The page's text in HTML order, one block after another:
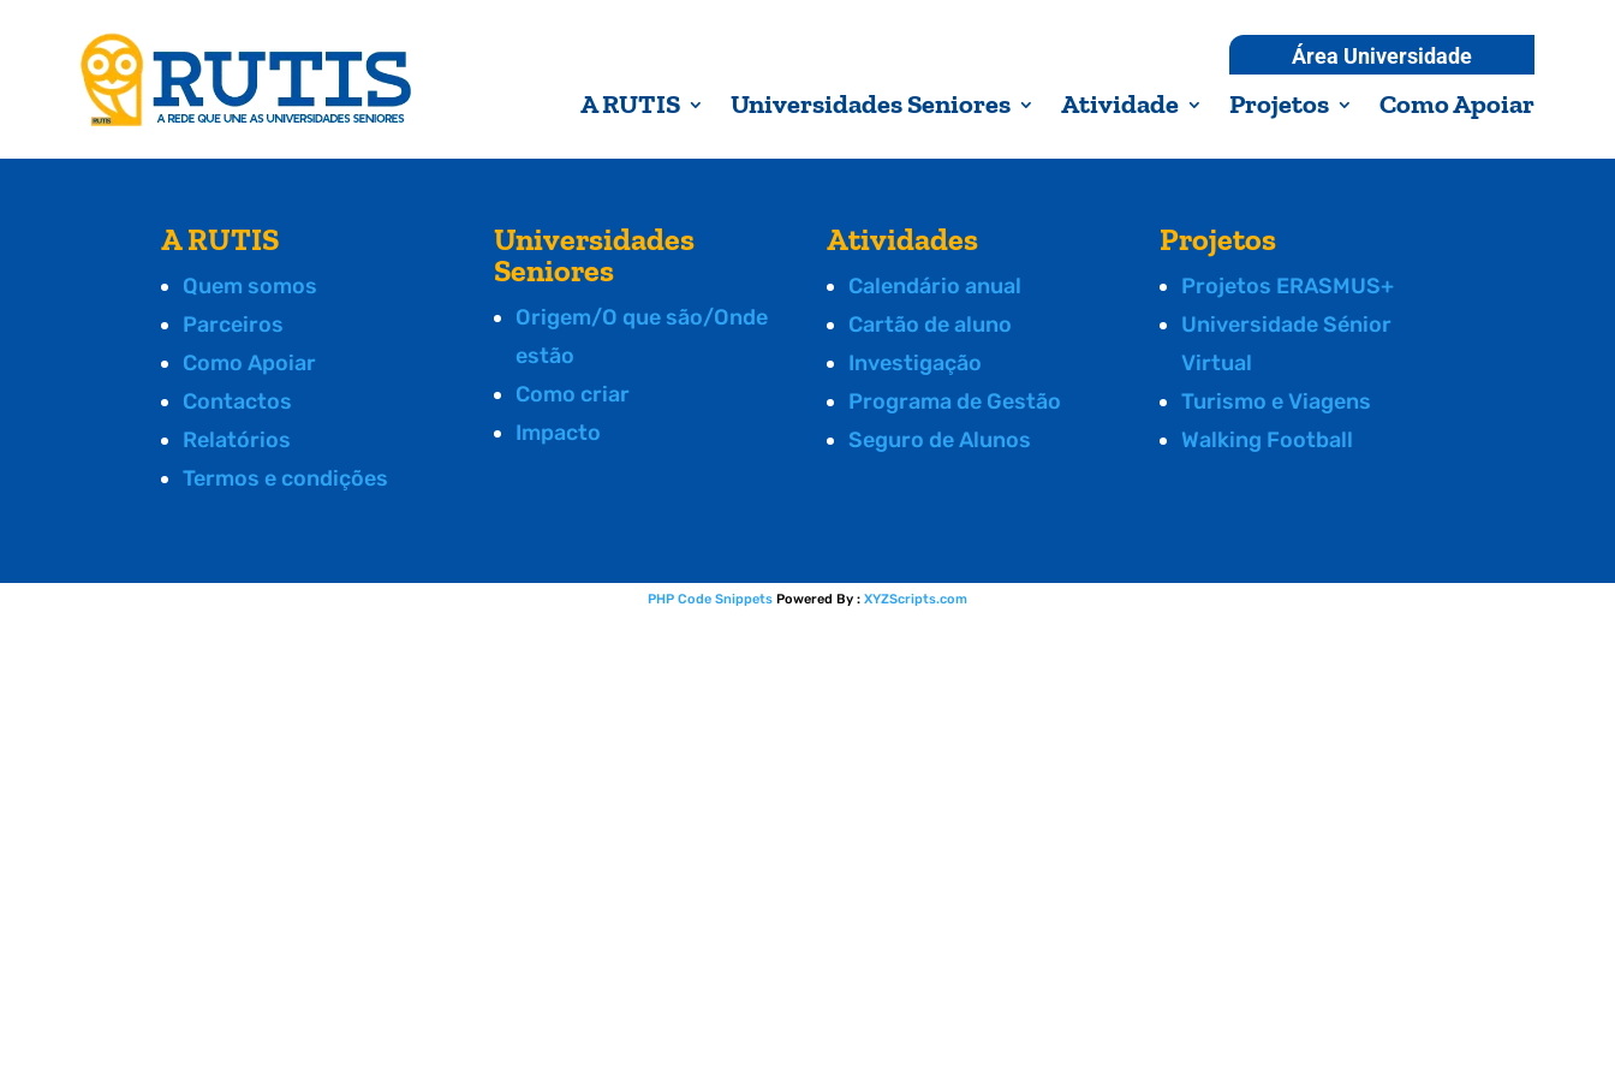
Área Universidade
A RUTIS Universidades Seniores Atividade Projetos Como Apoiar
A RUTIS
Quem somos
Parceiros
Como Apoiar
Contactos
Relatórios
Termos e condições
Universidades
Seniores
Origem/O que são/Onde
estão
Como criar
Impacto
Atividades
Calendário anual
Cartão de aluno
Investigação
Programa de Gestão
Seguro de Alunos
Projetos
Projetos ERASMUS+
Universidade Sénior
Virtual
Turismo e Viagens
Walking Football
PHP Code Snippets Powered By : XYZScripts.com